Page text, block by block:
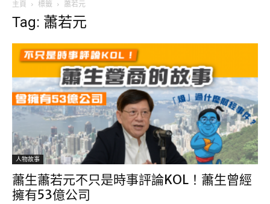
主頁 標籤 蕭若元
Tag: 蕭若元
人物故事
蕭生蕭若元不只是時事評論KOL！蕭生曾經
擁有53億公司